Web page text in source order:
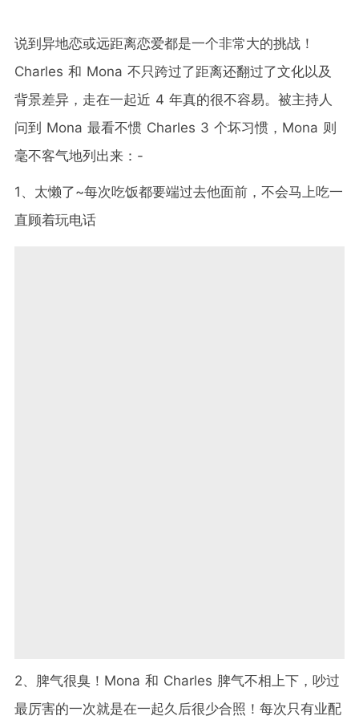
说到异地恋或远距离恋爱都是一个非常大的挑战！
Charles 和 Mona 不只跨过了距离还翻过了文化以及
背景差异，走在一起近 4 年真的很不容易。被主持人
问到 Mona 最看不惯 Charles 3 个坏习惯，Mona 则
毫不客气地列出来：-
1、太懒了~每次吃饭都要端过去他面前，不会马上吃一
直顾着玩电话
2、脾气很臭！Mona 和 Charles 脾气不相上下，吵过
最厉害的一次就是在一起久后很少合照！每次只有业配